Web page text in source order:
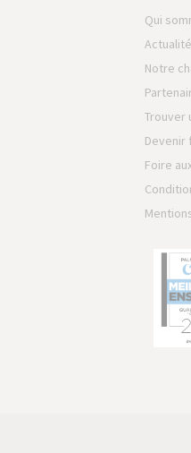
Qui
Notre
Trouver
Devenir
Foire